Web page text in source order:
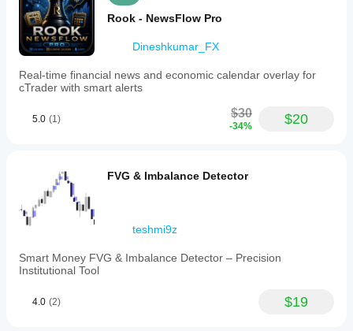
Rook - NewsFlow Pro
Dineshkumar_FX
Real-time financial news and economic calendar overlay for
cTrader with smart alerts
5.0 (1) $30
-34% $20
FVG & Imbalance Detector
teshmi9z
Smart Money FVG & Imbalance Detector – Precision
Institutional Tool
4.0 (2) $19